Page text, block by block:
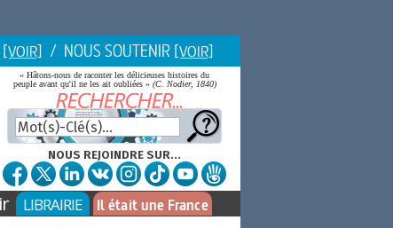
[VOIR] / NOUS SOUTENIR [VOIR]
« Hâtons-nous de raconter les délicieuses histoires du
peuple avant qu'il ne les ait oubliées » (C. Nodier, 1840)
NOUS REJOINDRE SUR...
LIBRAIRIE Il était une France